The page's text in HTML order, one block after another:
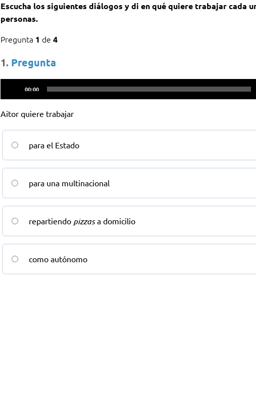
Escucha los siguientes diálogos y di en qué quiere trabajar cada
personas.
Pregunta 1 de 4
1. Pregunta
de
audio
00:00
Aitor quiere trabajar
para el Estado
para una multinacional
repartiendo pizzasa domicilio
como autónomo